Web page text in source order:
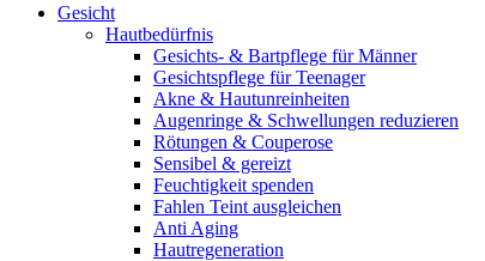
Gesicht
Hautbedürfnis
Gesichts- & Bartpflege für Männer
Gesichtspflege für Teenager
Akne & Hautunreinheiten
Augenringe & Schwellungen reduzieren
Rötungen & Couperose
Sensibel & gereizt
Feuchtigkeit spenden
Fahlen Teint ausgleichen
Anti Aging
Hautregeneration